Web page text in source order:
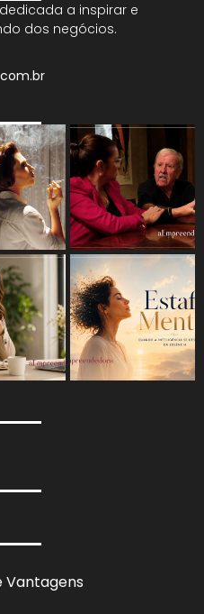
a inspirar e
dos negócios.
Vantagens